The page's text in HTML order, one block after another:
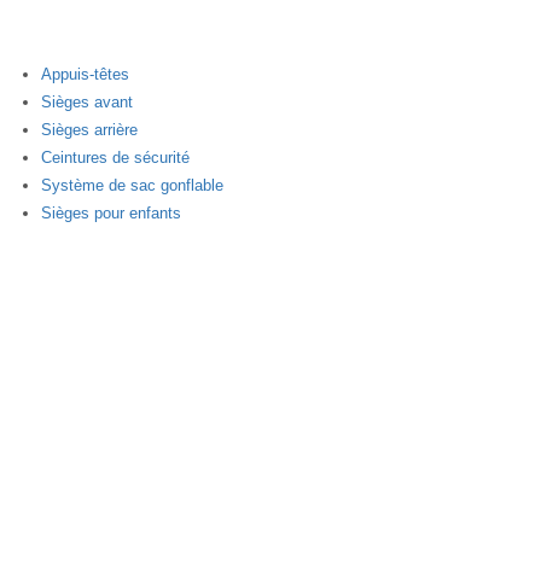
Appuis-têtes
Sièges avant
Sièges arrière
Ceintures de sécurité
Système de sac gonflable
Sièges pour enfants